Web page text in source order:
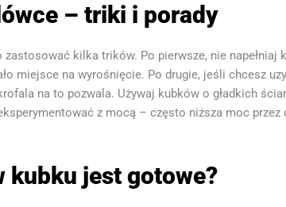
– triki i porady
kilka trików. Po pierwsze, nie napełniaj
miejsce na wyrośnięcie. Po drugie, jeśli chcesz
na to pozwala. Używaj kubków o gładkich
z mocą – często niższa moc przez
kubku jest gotowe?